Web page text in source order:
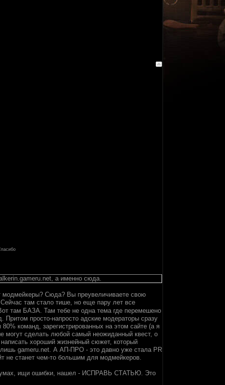
а именно сюда.
модмейкеры? Сюда? Вы преувеличиваете свою
там стало тише, но еще пару лет все
там БАЗА. Там тебе не одна тема где перемешено
просто-напросто адские модераторы сразу
команд, зарегистрированных на этом сайте (а я
могут сделать любой самый неожиданный квест, о
хороший жизнейный сюжет, который
gameru.net. А АП-ПРО - это давно уже стала PR
не станет чем-то большим для модмейкеров.
ищи ошибки, нашел - ИСПРАВЬ СТАТЬЮ. Это